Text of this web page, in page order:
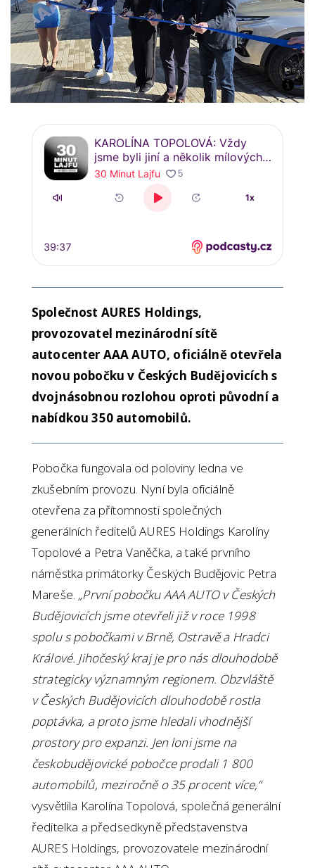
Společnost AURES Holdings,
provozovatel mezinárodní sítě
autocenter AAA AUTO, oficiálně otevřela
novou pobočku v Českých Budějovicích s
dvojnásobnou rozlohou oproti původní a
nabídkou 350 automobilů.
Pobočka fungovala od poloviny ledna ve
zkušebním provozu. Nyní byla oficiálně
otevřena za přítomnosti společných
generálních ředitelů AURES Holdings Karolíny
Topolové a Petra Vaněčka, a také prvního
náměstka primátorky Českých Budějovic Petra
Mareše. „První pobočku AAA AUTO v Českých
Budějovicích jsme otevřeli již v roce 1998
spolu s pobočkami v Brně, Ostravě a Hradci
Králové. Jihočeský kraj je pro nás dlouhodobě
strategicky významným regionem. Obzvláště
v Českých Budějovicích dlouhodobě rostla
poptávka, a proto jsme hledali vhodnější
prostory pro expanzi. Jen loni jsme na
českobudějovické pobočce prodali 1 800
automobilů, meziročně o 35 procent více,“
vysvětlila Karolína Topolová, společná generální
ředitelka a předsedkyně představenstva
AURES Holdings, provozovatele mezinárodní